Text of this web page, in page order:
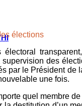
élections
supervision des
par le Président
une fois.
quel membre